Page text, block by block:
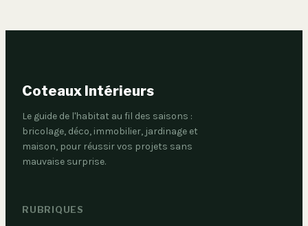
Coteaux Intérieurs
Le guide de l'habitat au fil des saisons :
bricolage, déco, immobilier, jardinage et
maison, pour réussir vos projets sans
mauvaise surprise.
RUBRIQUES